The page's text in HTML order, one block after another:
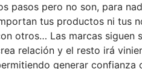
pasos pero no son, para
tus productos ni tus
otros… Las marcas siguen
relación y el resto irá
generar confianza